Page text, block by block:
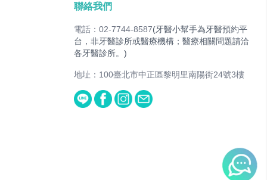
聯絡我們
電話：02-7744-8587(牙醫小幫手為牙醫預約平
台，非牙醫診所或醫療機構；醫療相關問題請洽
各牙醫診所。)
地址：100臺北市中正區黎明里南陽街24號3樓